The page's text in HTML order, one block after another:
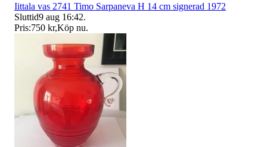
Iittala vas 2741 Timo Sarpaneva H 14 cm signerad 1972
Sluttid9 aug 16:42.
Pris:750 kr,Köp nu.